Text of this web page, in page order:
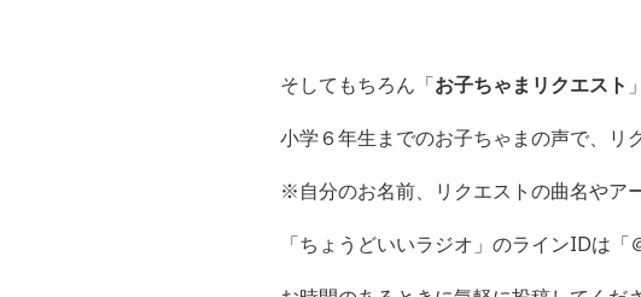
そしてもちろん「お子ちゃまリクエスト
小学６年生までのお子ちゃまの声で、リ
※自分のお名前、リクエストの曲名やア
「ちょうどいいラジオ」のラインIDは「